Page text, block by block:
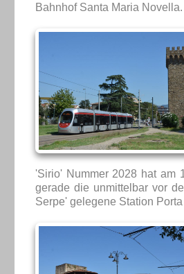
Bahnhof Santa Maria Novella.
'Sirio' Nummer 2028 hat am
gerade die unmittelbar vor
Serpe' gelegene Station